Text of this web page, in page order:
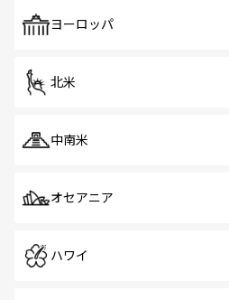
で、ホーカーズは地元の風
ヨーロッパ
北米
中南米
オセアニア
ハワイ